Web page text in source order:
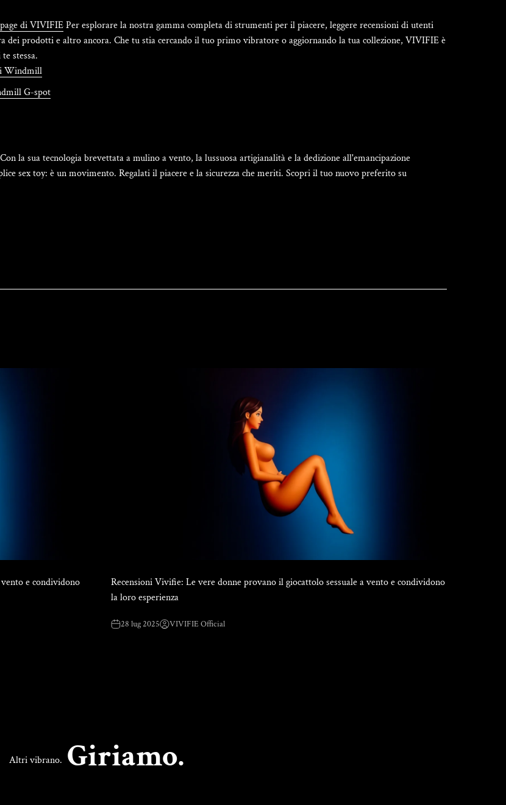
di VIVIFIEPer esplorare la nostra gamma completa di strumenti per il piacere, leggere recensioni di utenti
dei prodotti e altro ancora. Che tu stia cercando il tuo primo vibratore o aggiornando la tua collezione, VIVIFIE è
stessa.
Windmill
G-spot
la sua tecnologia brevettata a mulino a vento, la lussuosa artigianalità e la dedizione all'emancipazione
sex toy: è un movimento. Regalati il piacere e la sicurezza che meriti. Scopri il tuo nuovo preferito su
e condividono
Recensioni Vivifie: Le vere donne provano il giocattolo sessuale a vento e condividono
la loro esperienza
28 lug 2025 VIVIFIE Official
Altri vibrano. Giriamo.